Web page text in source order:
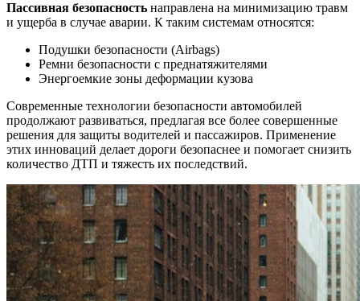
Пассивная безопасность направлена на минимизацию травм
и ущерба в случае аварии. К таким системам относятся:
Подушки безопасности (Airbags)
Ремни безопасности с преднатяжителями
Энергоемкие зоны деформации кузова
Современные технологии безопасности автомобилей
продолжают развиваться, предлагая все более совершенные
решения для защиты водителей и пассажиров. Применение
этих инноваций делает дороги безопаснее и помогает снизить
количество ДТП и тяжесть их последствий.